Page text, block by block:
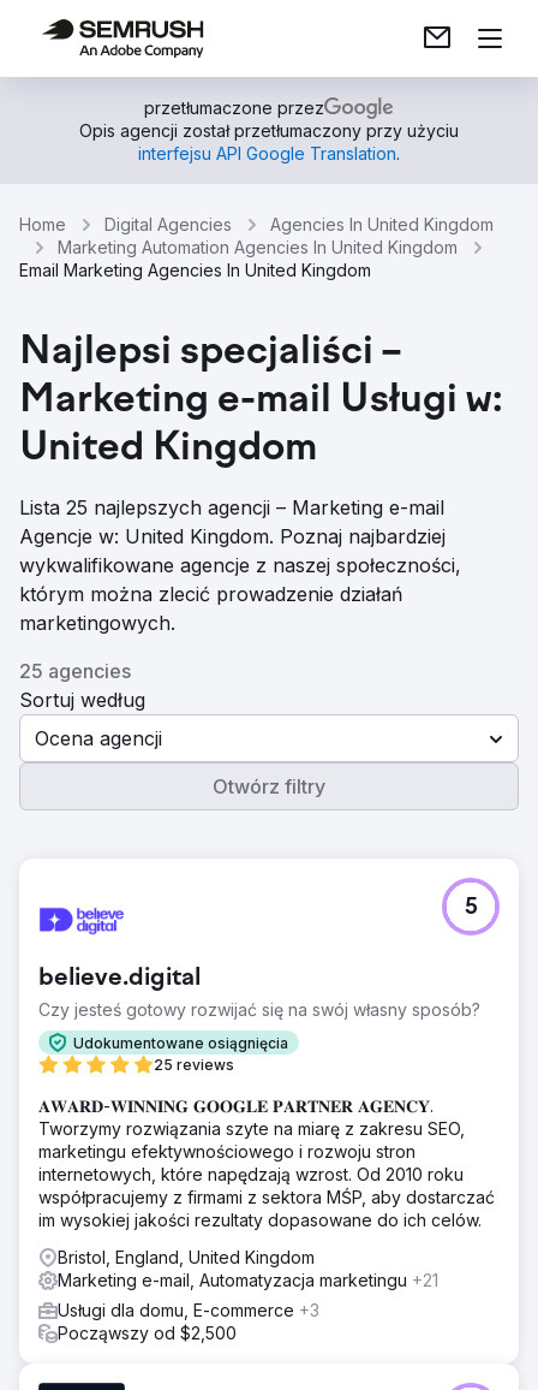
przetłumaczone przez
Opis agencji został przetłumaczony przy użyciu
interfejsu API Google Translation.
Home Digital Agencies
Agencies In United Kingdom
Marketing Automation Agencies In United Kingdom
Email Marketing Agencies In United Kingdom
Najlepsi specjaliści –
Marketing e-mail Usługi w:
United Kingdom
Lista 25 najlepszych agencji – Marketing e-mail
Agencje w: United Kingdom. Poznaj najbardziej
wykwalifikowane agencje z naszej społeczności,
którym można zlecić prowadzenie działań
marketingowych.
25 agencies
Sortuj według
Ocena agencji
Otwórz filtry
believe.digital
Czy jesteś gotowy rozwijać się na swój własny sposób?
Udokumentowane osiągnięcia
25 reviews
5
𝐀𝐖𝐀𝐑𝐃-𝐖𝐈𝐍𝐍𝐈𝐍𝐆 𝐆𝐎𝐎𝐆𝐋𝐄 𝐏𝐀𝐑𝐓𝐍𝐄𝐑 𝐀𝐆𝐄𝐍𝐂𝐘.
Tworzymy rozwiązania szyte na miarę z zakresu SEO,
marketingu efektywnościowego i rozwoju stron
internetowych, które napędzają wzrost. Od 2010 roku
współpracujemy z firmami z sektora MŚP, aby dostarczać
im wysokiej jakości rezultaty dopasowane do ich celów.
Bristol, England, United Kingdom
Marketing e-mail, Automatyzacja marketingu +21
Usługi dla domu, E-commerce +3
Począwszy od $2,500